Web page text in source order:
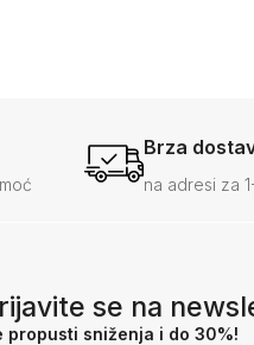
Brza
na adresi za
se na
propusti sniženja i do 30%!